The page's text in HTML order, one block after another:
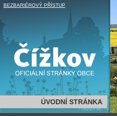
BEZBARIÉROVÝ PŘÍSTUP
ÚVODNÍ STRÁNKA